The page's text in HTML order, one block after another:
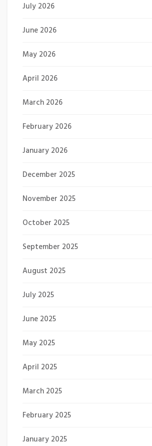
July 2026
June 2026
May 2026
April 2026
March 2026
February 2026
January 2026
December 2025
November 2025
October 2025
September 2025
August 2025
July 2025
June 2025
May 2025
April 2025
March 2025
February 2025
January 2025